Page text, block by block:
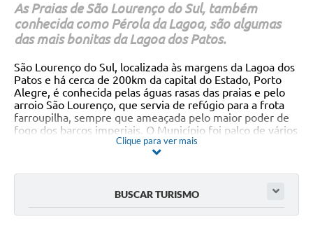
As Praias de São Lourenço do Sul, também
conhecida como Pérola da Lagoa, são algumas
das mais bonitas da Lagoa dos Patos.
São Lourenço do Sul, localizada às margens da Lagoa dos
Patos e há cerca de 200km da capital do Estado, Porto
Alegre, é conhecida pelas águas rasas das praias e pelo
arroio São Lourenço, que servia de refúgio para a frota
farroupilha, sempre que ameaçada pelo maior poder de
fogo dos barcos imperiais. O Município foi palco de vários
combates entre o exército farroupilha e o imperial. O
pequeno porto localizado na embocadura do Arroio São
tornou-se um dos mais importantes portos de veleiros
da colônia, que foi grande produtora de batata. Muito
Clique para ver mais
BUSCAR TURISMO